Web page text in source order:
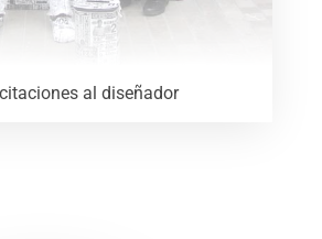
al diseñador